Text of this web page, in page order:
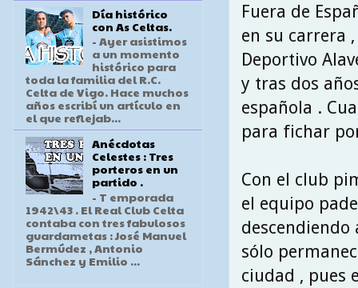
Fuera de
en su carrera
Deportivo
y tras dos
española .
para fichar
Con el club
el equipo
descendiendo
sólo
ciudad , pues
Día histórico
con As Celtas.
- Ayer asistimos
a un momento
histórico para
toda la familia del R.C.
Celta de Vigo. Hace muchos
años escribí un artículo en
el que reflejab...
Anécdotas
Celestes : Tres
porteros en un
partido .
- T emporada
1942\43 . El Real Club Celta
contaba con tres fabulosos
guardametas : José Manuel
Bermúdez , Antonio
Sánchez y Emilio ...